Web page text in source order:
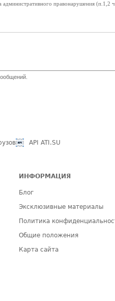
административного правонарушения (п.1,2
API ATI.SU
ИНФОРМАЦИЯ
Блог
Эксклюзивные материалы
Политика
Общие положения
Карта сайта